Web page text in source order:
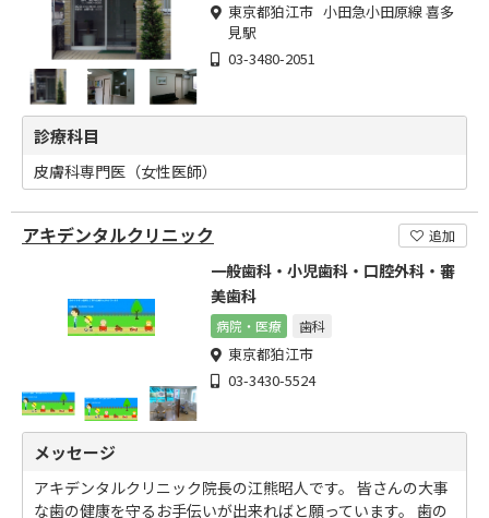
東京都狛江市 小田急小田原線 喜多
見駅
03-3480-2051
診療科目
皮膚科専門医（女性医師）
アキデンタルクリニック 追加
一般歯科・小児歯科・口腔外科・審
美歯科
病院・医療 歯科
東京都狛江市
03-3430-5524
メッセージ
アキデンタルクリニック院長の江熊昭人です。 皆さんの大事
な歯の健康を守るお手伝いが出来ればと願っています。 歯の